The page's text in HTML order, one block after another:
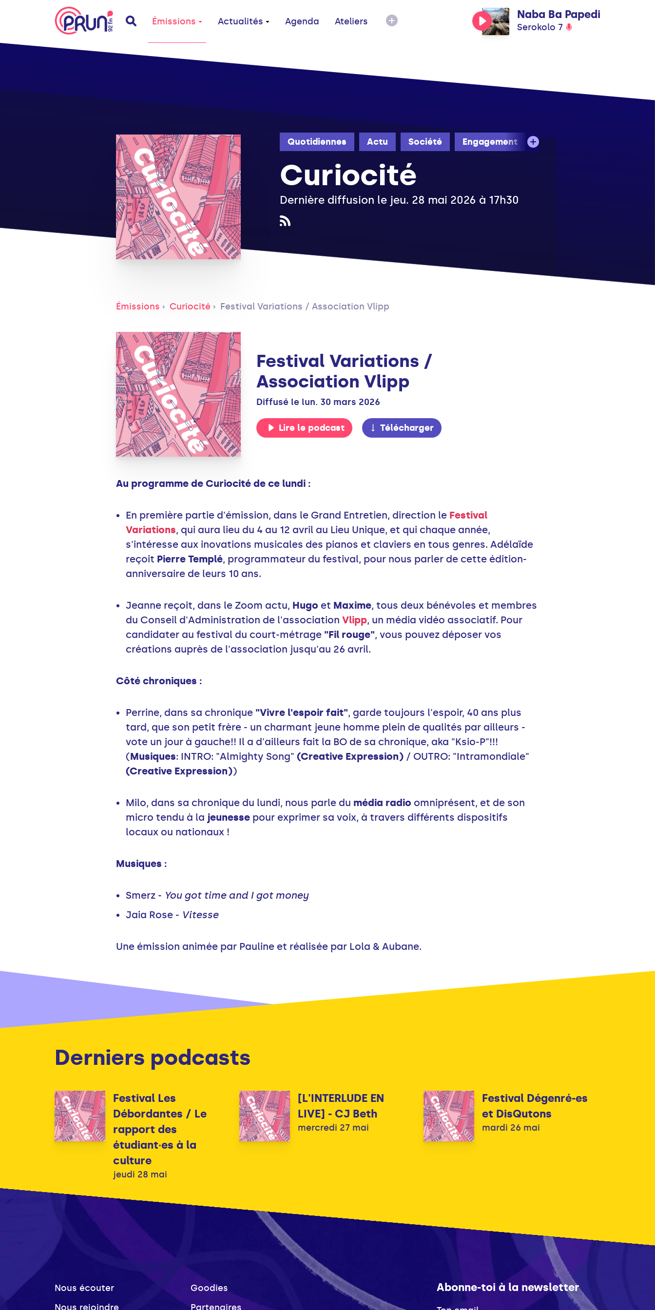
Émissions Actualités Agenda Ateliers
Naba Ba Papedi
Serokolo 7
Quotidiennes Actu Société Engagement
Curiocité
Dernière diffusion le jeu. 28 mai 2026 à 17h30
Émissions Curiocité Festival Variations / Association Vlipp
Festival Variations /
Association Vlipp
Diffusé le lun. 30 mars 2026
Lire le podcast Télécharger
Au programme de Curiocité de ce lundi :
En première partie d'émission, dans le Grand Entretien, direction le Festival
Variations, qui aura lieu du 4 au 12 avril au Lieu Unique, et qui chaque année,
s'intéresse aux inovations musicales des pianos et claviers en tous genres. Adélaïde
reçoit Pierre Templé, programmateur du festival, pour nous parler de cette édition-
anniversaire de leurs 10 ans.
Jeanne reçoit, dans le Zoom actu, Hugo et Maxime, tous deux bénévoles et membres
du Conseil d'Administration de l'association Vlipp, un média vidéo associatif. Pour
candidater au festival du court-métrage "Fil rouge", vous pouvez déposer vos
créations auprès de l'association jusqu'au 26 avril.
Côté chroniques :
Perrine, dans sa chronique "Vivre l'espoir fait", garde toujours l'espoir, 40 ans plus
tard, que son petit frère - un charmant jeune homme plein de qualités par ailleurs -
vote un jour à gauche!! Il a d'ailleurs fait la BO de sa chronique, aka "Ksio-P"!!!
(Musiques: INTRO: "Almighty Song" (Creative Expression) / OUTRO: "Intramondiale"
(Creative Expression))
Milo, dans sa chronique du lundi, nous parle du média radio omniprésent, et de son
micro tendu à la jeunesse pour exprimer sa voix, à travers différents dispositifs
locaux ou nationaux !
Musiques :
Smerz - You got time and I got money
Jaia Rose - Vitesse
Une émission animée par Pauline et réalisée par Lola & Aubane.
Derniers podcasts
Festival Les
Débordantes / Le
rapport des
étudiant·es à la
culture
jeudi 28 mai
[L'INTERLUDE EN
LIVE] - CJ Beth
mercredi 27 mai
Festival Dégenré-es
et DisQutons
mardi 26 mai
Nous écouter
Nous rejoindre
Goodies
Partenaires
Abonne-toi à la newsletter